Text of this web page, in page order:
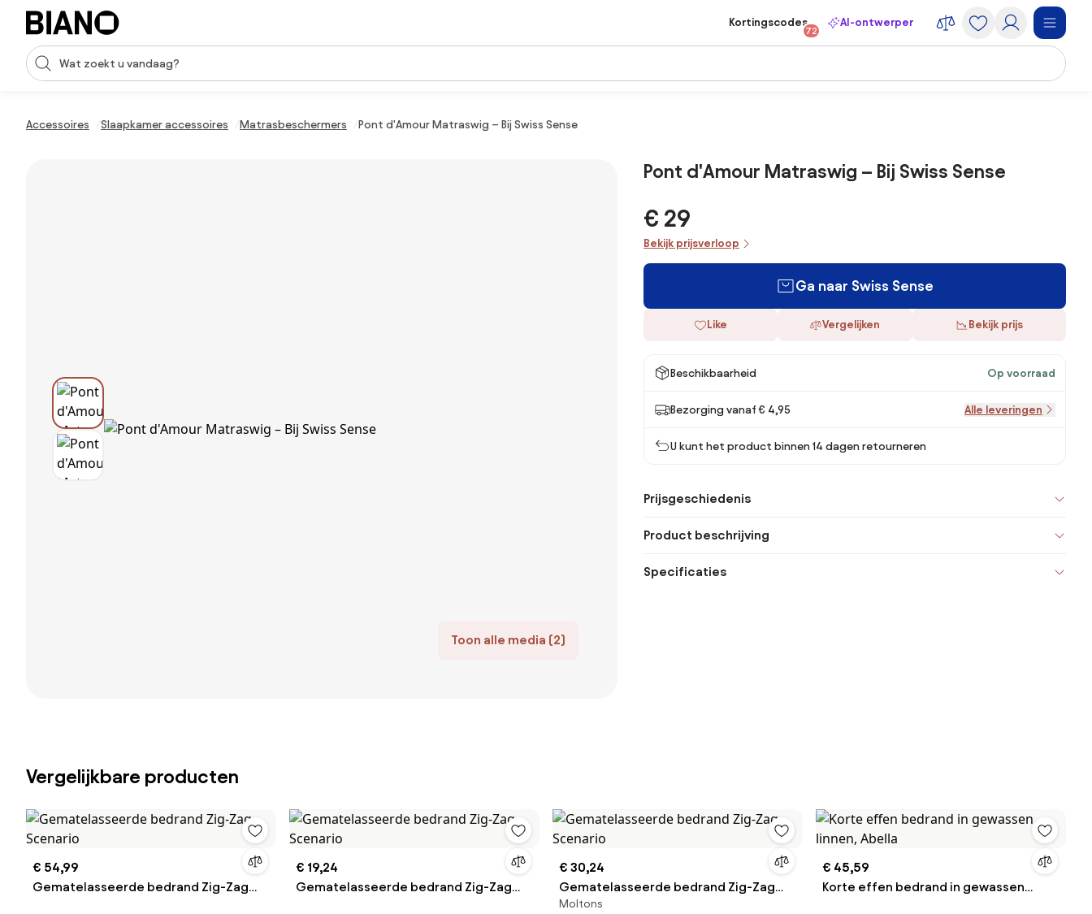
Navigatie overslaan, naar inhoud springen
Zoekopdracht invoeren
Kortingscodes
72
AI-ontwerper
Accessoires Slaapkamer accessoires Matrasbeschermers Pont d'Amour Matraswig – Bij Swiss Sense
Toon alle media (2)
Pont d'Amour Matraswig – Bij Swiss Sense
€ 29
Bekijk prijsverloop
Ga naar Swiss Sense
Like Vergelijken Bekijk prijs
Beschikbaarheid Op voorraad
Bezorging vanaf € 4,95 Alle leveringen
U kunt het product binnen 14 dagen retourneren
Prijsgeschiedenis
Product beschrijving
Specificaties
Vergelijkbare producten
€ 54,99
Gematelasseerde bedrand Zig-Zag
€ 19,24
Gematelasseerde bedrand Zig-Zag
€ 30,24
Gematelasseerde bedrand Zig-Zag
Scenario
Moltons
€ 45,59
Korte effen bedrand in gewassen